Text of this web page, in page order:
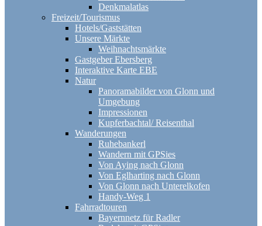
Denkmalatlas
Freizeit/Tourismus
Hotels/Gaststätten
Unsere Märkte
Weihnachtsmärkte
Gastgeber Ebersberg
Interaktive Karte EBE
Natur
Panoramabilder von Glonn und
Umgebung
Impressionen
Kupferbachtal/ Reisenthal
Wanderungen
Ruhebankerl
Wandern mit GPSies
Von Aying nach Glonn
Von Eglharting nach Glonn
Von Glonn nach Unterelkofen
Handy-Weg 1
Fahrradtouren
Bayernnetz für Radler